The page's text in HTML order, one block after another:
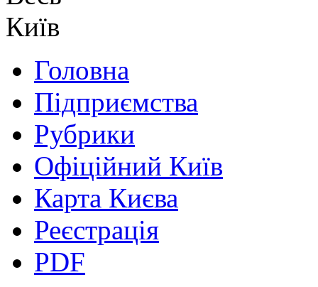
Головна
Підприємства
Рубрики
Офіційний Київ
Карта Києва
Реєстрація
PDF